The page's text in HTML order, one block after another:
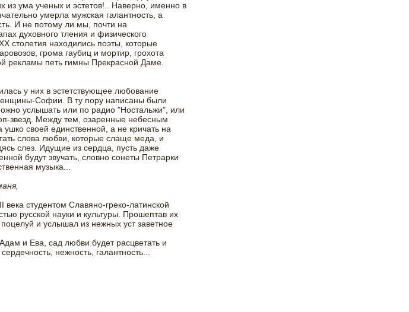
из ума ученых и эстетов!.. Наверно, именно в
умерла мужская галантность, а
И не потому ли мы, почти на
духовного тления и физического
столетия находились поэты, которые
грома гаубиц и мортир, грохота
рекламы петь гимны Прекрасной Даме.
у них в эстетствующее любование
Софии. В ту пору написаны были
услышать или по радио "Ностальжи", или
звезд. Между тем, озаренные небесным
своей единственной, а не кричать на
слова любви, которые слаще меда, и
слез. Идущие из сердца, пусть даже
будут звучать, словно сонеты Петрарки
музыка...
студентом Славяно-греко-латинской
русской науки и культуры. Прошептав их
и услышал из нежных уст заветное
и Ева, сад любви будет расцветать и
нежность, галантность...